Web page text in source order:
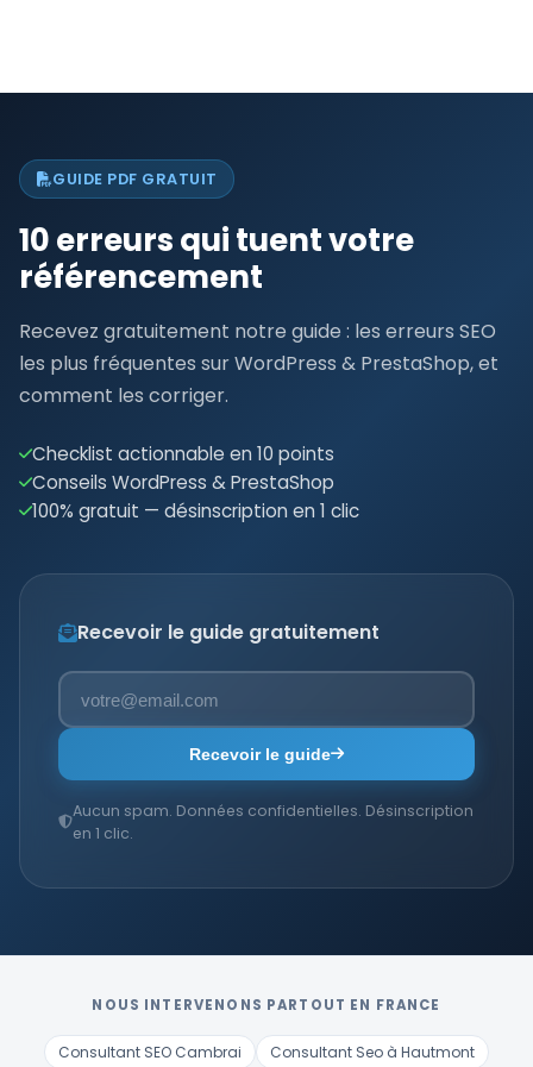
GUIDE PDF GRATUIT
10 erreurs qui tuent votre
référencement
Recevez gratuitement notre guide : les erreurs SEO
les plus fréquentes sur WordPress & PrestaShop, et
comment les corriger.
Checklist actionnable en 10 points
Conseils WordPress & PrestaShop
100% gratuit — désinscription en 1 clic
Recevoir le guide gratuitement
Recevoir le guide
Aucun spam. Données confidentielles. Désinscription
en 1 clic.
NOUS INTERVENONS PARTOUT EN FRANCE
Consultant SEO Cambrai
Consultant Seo à Hautmont